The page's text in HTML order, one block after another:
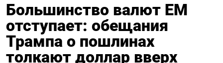
Большинство валют ЕМ
отступает: обещания
Трампа о пошлинах
толкают доллар вверх